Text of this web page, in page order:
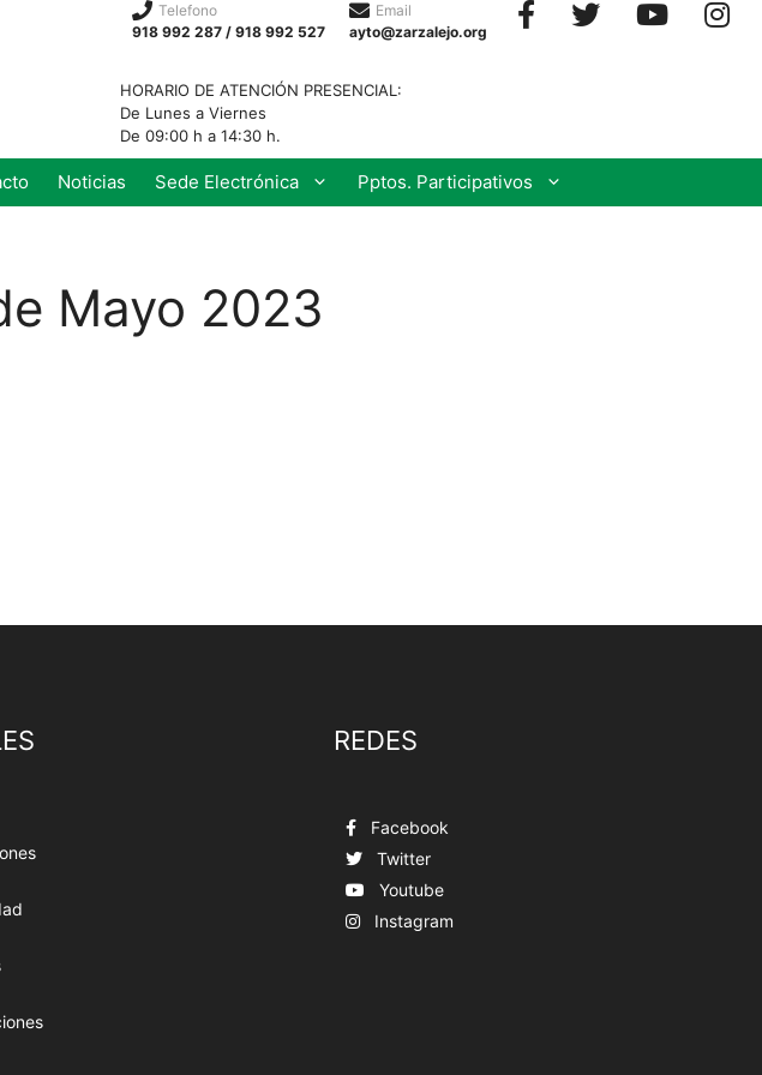
Telefono
918 992 287 / 918 992 527
Email
ayto@zarzalejo.org
HORARIO DE ATENCIÓN PRESENCIAL:
De Lunes a Viernes
De 09:00 h a 14:30 h.
Noticias Sede Electrónica Pptos. Participativos
Mayo 2023
REDES
Facebook
Twitter
Youtube
Instagram